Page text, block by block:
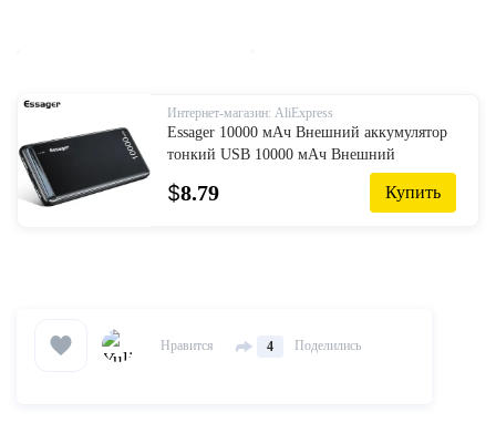
Интернет-магазин: AliExpress
Essager 10000 мАч Внешний аккумулятор
тонкий USB 10000 мАч Внешний
аккумулятор портативный внешний
аккумулятор зарядное устройство для
$8.79 Купить
Нравится 4 Поделились